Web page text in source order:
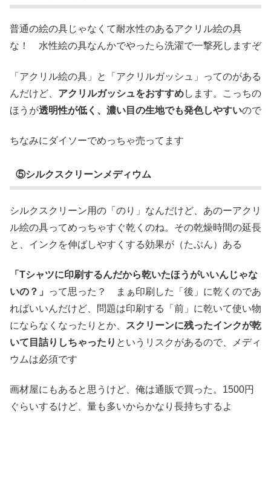
普通の絵の具じゃなくて耐水性のあるアクリル絵の具
な！ 水性絵の具なんかでやったら洗濯で一撃死しますぞ
「アクリル絵の具」と「アクリルガッシュ」ってのがある
んだけど、 アクリルガッシュをおすすめします。こっちの
ほうが透明性が低く、濃い目の生地でも発色しやすいので
ちなみにダイソーでめっちゃ売ってます
⑤シルクスクリーンメディウム
シルクスクリーン用の「のり」なんだけど、あのーアクリ
ル絵の具ってめっちゃすぐ乾くのね。その乾燥時間の延長
と、インクを伸ばしやすくする効果が（たぶん）ある
「Tシャツに印刷するんだから乾いたほうがいいんじゃな
いの？」
って思った？ まぁ印刷した「後」に乾くのであ
ればいいんだけど、問題は印刷する「前」に乾いて使い物
にならなくなったりとか、
スクリーンに残ったインクが乾
いて目詰りしちゃったり というリスクがあるので、メディ
ウムは必須です
画材屋にもあると思うけど、俺は通販で買った。1500円
ぐらいするけど、量も多いからかなり長持ちするよ